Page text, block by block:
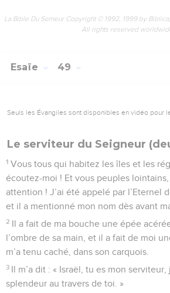
La Bible Du Semeur Copyright © 1992, 1999 by
All rights reserved
Esaïe 49
Seuls les Évangiles sont disponibles en vidéo pour
Le serviteur du Seigneur
1 Vous tous qui habitez les îles et les
écoutez-moi ! Et vous peuples
attention ! J’ai été appelé par l’Eternel
et il a mentionné mon nom dès avant
2 Il a fait de ma bouche une épée
l’ombre de sa main, et il a fait de moi
m’a tenu caché, dans son carquois.
3 Il m’a dit : « Israël, tu es mon
splendeur au travers de toi. »